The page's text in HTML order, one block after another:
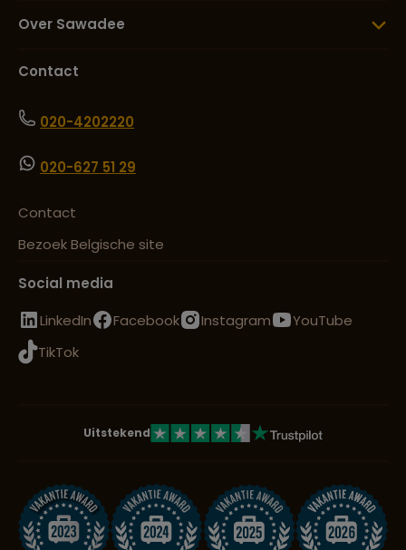
Over Sawadee
Contact
020-4202220
020-627 51 29
Contact
Bezoek Belgische site
Social media
LinkedIn
Facebook Instagram
YouTube
TikTok
Uitstekend